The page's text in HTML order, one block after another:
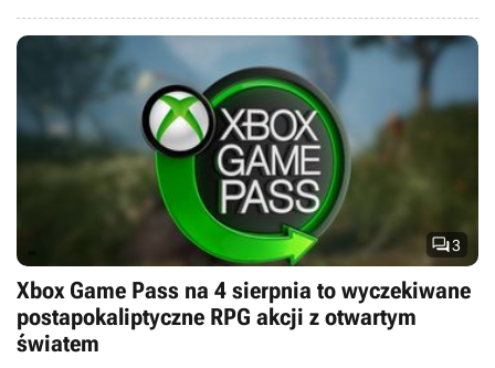
3
Xbox Game Pass na 4 sierpnia to wyczekiwane
postapokaliptyczne RPG akcji z otwartym
światem